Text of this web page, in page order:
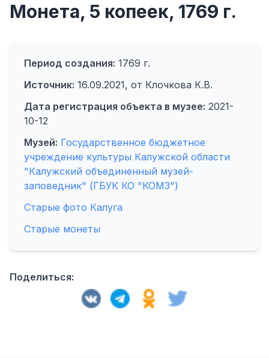
Монета, 5 копеек, 1769 г.
Период создания: 1769 г.
Источник: 16.09.2021, от Клочкова К.В.
Дата регистрация объекта в музее: 2021-
10-12
Музей: Государственное бюджетное
учреждение культуры Калужской области
"Калужский объединенный музей-
заповедник" (ГБУК КО "КОМЗ")
Старые фото Калуга
Старые монеты
Поделиться: